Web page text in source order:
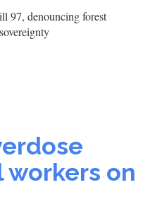
97, denouncing forest
workers on